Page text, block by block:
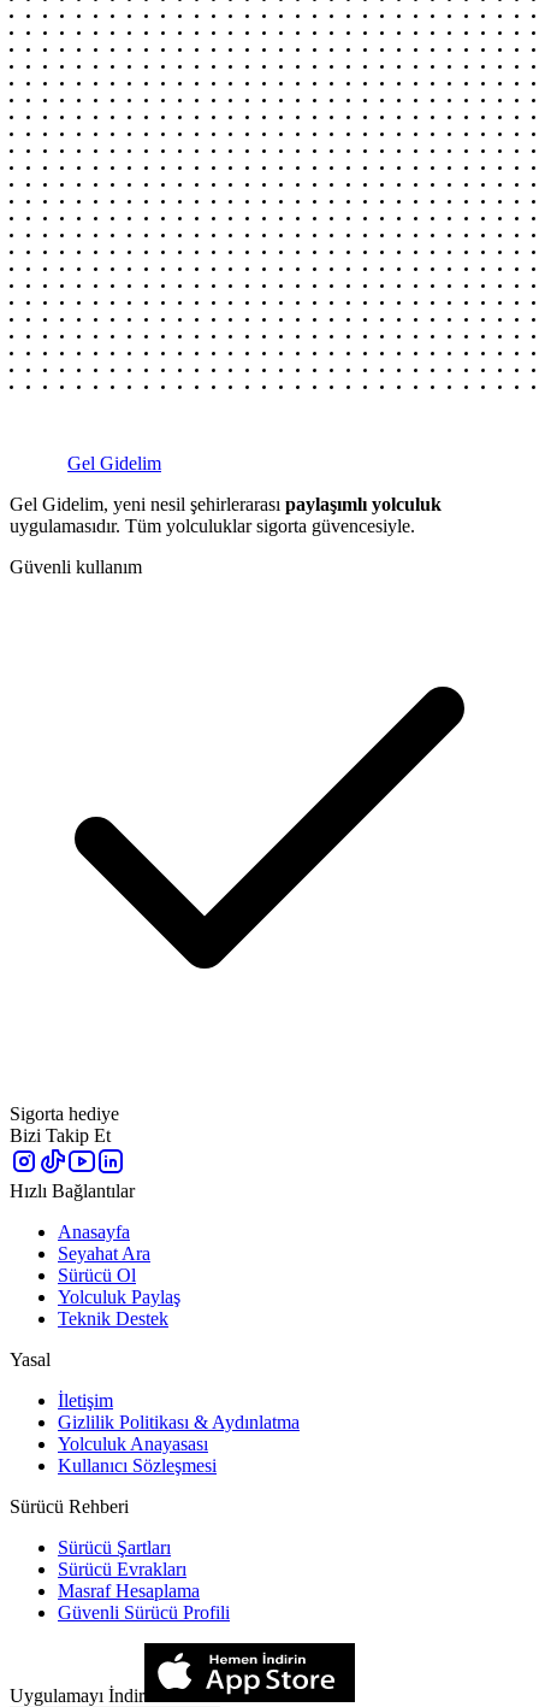
Gel Gidelim
Gel Gidelim, yeni nesil şehirlerarası paylaşımlı yolculuk
uygulamasıdır. Tüm yolculuklar sigorta güvencesiyle.
Güvenli kullanım
Sigorta hediye
Bizi Takip Et
Hızlı Bağlantılar
Anasayfa
Seyahat Ara
Sürücü Ol
Yolculuk Paylaş
Teknik Destek
Yasal
İletişim
Gizlilik Politikası & Aydınlatma
Yolculuk Anayasası
Kullanıcı Sözleşmesi
Sürücü Rehberi
Sürücü Şartları
Sürücü Evrakları
Masraf Hesaplama
Güvenli Sürücü Profili
Uygulamayı İndir